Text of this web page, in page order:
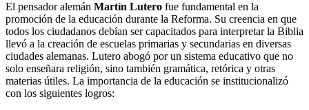
El pensador alemán Martín Lutero fue fundamental en la
promoción de la educación durante la Reforma. Su creencia en que
todos los ciudadanos debían ser capacitados para interpretar la Biblia
llevó a la creación de escuelas primarias y secundarias en diversas
ciudades alemanas. Lutero abogó por un sistema educativo que no
solo enseñara religión, sino también gramática, retórica y otras
materias útiles. La importancia de la educación se institucionalizó
con los siguientes logros: